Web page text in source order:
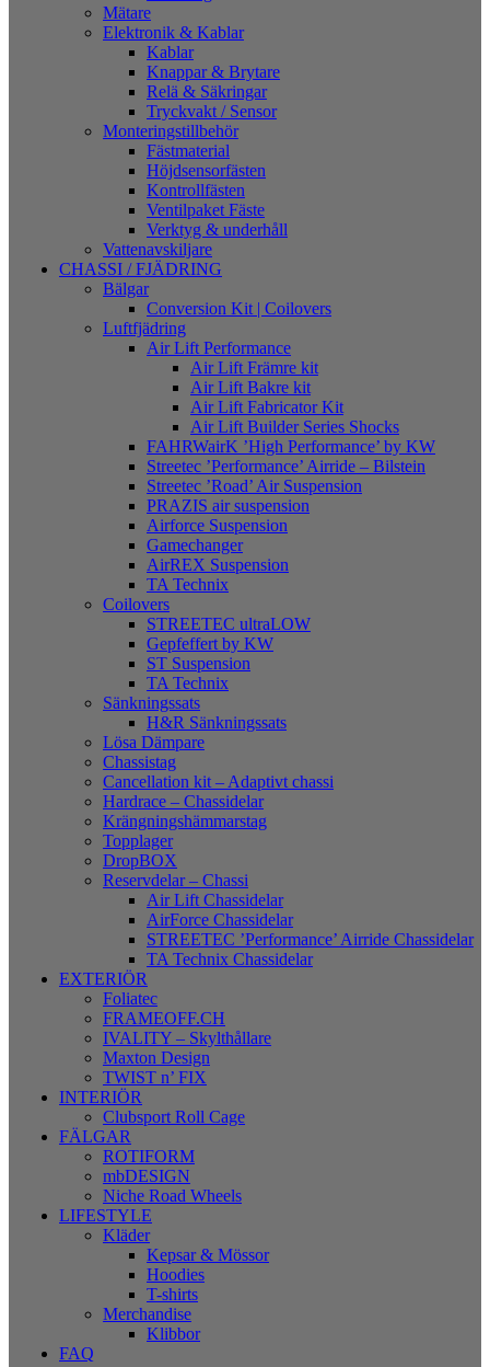
Mätare
Elektronik & Kablar
Kablar
Knappar & Brytare
Relä & Säkringar
Tryckvakt / Sensor
Monteringstillbehör
Fästmaterial
Höjdsensorfästen
Kontrollfästen
Ventilpaket Fäste
Verktyg & underhåll
Vattenavskiljare
CHASSI / FJÄDRING
Bälgar
Conversion Kit | Coilovers
Luftfjädring
Air Lift Performance
Air Lift Främre kit
Air Lift Bakre kit
Air Lift Fabricator Kit
Air Lift Builder Series Shocks
FAHRWairK ’High Performance’ by KW
Streetec ’Performance’ Airride – Bilstein
Streetec ’Road’ Air Suspension
PRAZIS air suspension
Airforce Suspension
Gamechanger
AirREX Suspension
TA Technix
Coilovers
STREETEC ultraLOW
Gepfeffert by KW
ST Suspension
TA Technix
Sänkningssats
H&R Sänkningssats
Lösa Dämpare
Chassistag
Cancellation kit – Adaptivt chassi
Hardrace – Chassidelar
Krängningshämmarstag
Topplager
DropBOX
Reservdelar – Chassi
Air Lift Chassidelar
AirForce Chassidelar
STREETEC ’Performance’ Airride Chassidelar
TA Technix Chassidelar
EXTERIÖR
Foliatec
FRAMEOFF.CH
IVALITY – Skylthållare
Maxton Design
TWIST n’ FIX
INTERIÖR
Clubsport Roll Cage
FÄLGAR
ROTIFORM
mbDESIGN
Niche Road Wheels
LIFESTYLE
Kläder
Kepsar & Mössor
Hoodies
T-shirts
Merchandise
Klibbor
FAQ